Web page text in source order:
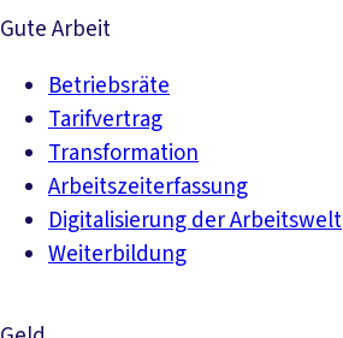
Gute Arbeit
Betriebsräte
Tarifvertrag
Transformation
Arbeitszeiterfassung
Digitalisierung der Arbeitswelt
Weiterbildung